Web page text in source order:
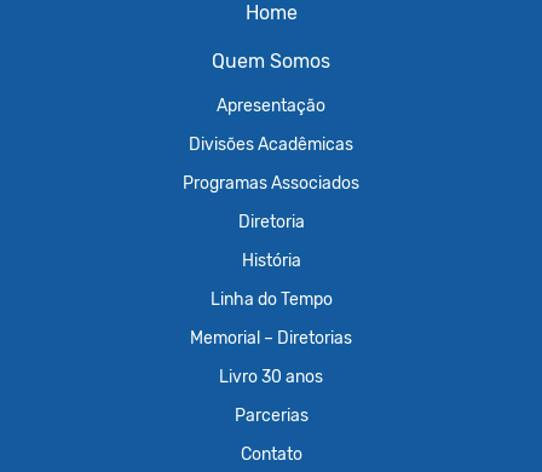
Home
Quem Somos
Apresentação
Divisões Acadêmicas
Programas Associados
Diretoria
História
Linha do Tempo
Memorial – Diretorias
Livro 30 anos
Parcerias
Contato